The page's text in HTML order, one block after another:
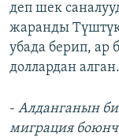
деп шек
жаранды
убада берип,
доллардан алган.
- Алданганын
миграция